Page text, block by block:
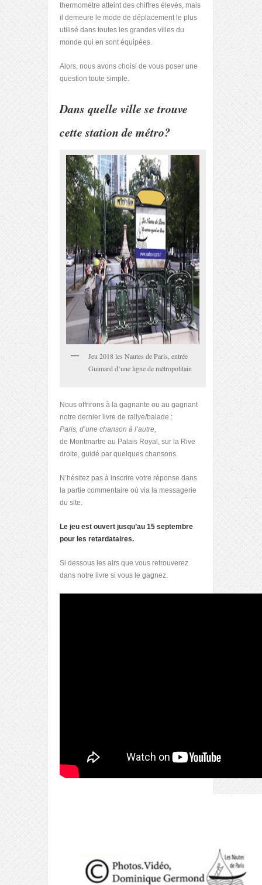
thermomètre atteint des chiffres élevés, mais
il demeure le mode de déplacement le plus
utilisé dans toutes les grandes villes du
monde qui en sont équipées.
Alors, nous avons choisi de vous poser une
question toute simple.
Dans quelle ville se trouve
cette station de métro?
Jeu 2018 les Nautes de Paris, entrée
Guimard d’une ligne de métropolitain
Nous offrirons à la gagnante ou au gagnant
notre dernier livre de rallye/balade :
Paris, d’une chanson à l’autre,
de Montmartre au Palais Royal, sur la Rive
droite, guidé par quelques chansons.
N’hésitez pas à inscrire votre réponse dans
la partie commentaire où via la messagerie
du site.
Le jeu est ouvert jusqu’au 15 septembre
pour les retardataires.
Si dessous les airs que vous retrouverez
dans notre livre si vous le gagnez.